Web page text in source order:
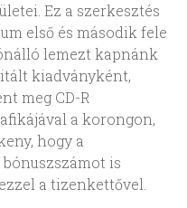
Ez a szerkesztés
első és második fele
lemezt kapnánk
kiadványként,
meg CD-R
a korongon,
hogy a
is
a tizenkettővel.